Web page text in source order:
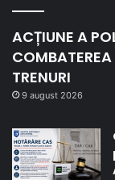
ACȚIUNE A
TRENURI
9 august 2026